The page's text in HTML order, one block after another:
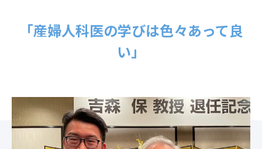
「産婦人科医の学びは色々あって良
い」